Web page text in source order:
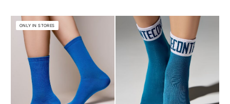
ONLY IN STORES